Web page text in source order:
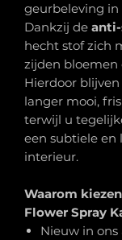
geurbeleving in
Dankzij de
hecht stof zich
zijden
Hierdoor
langer mooi,
terwijl u
een subtiele en
interieur.
Waarom
Flower Spray
Nieuw in